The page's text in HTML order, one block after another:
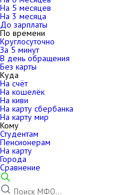
На 5 месяцев
На 3 месяца
До зарплаты
По времени
Круглосуточно
За 5 минут
В день обращения
Без карты
Куда
На счёт
На кошелёк
На киви
На карту сбербанка
На карту мир
Кому
Студентам
Пенсионерам
На карту
Города
Сравнение